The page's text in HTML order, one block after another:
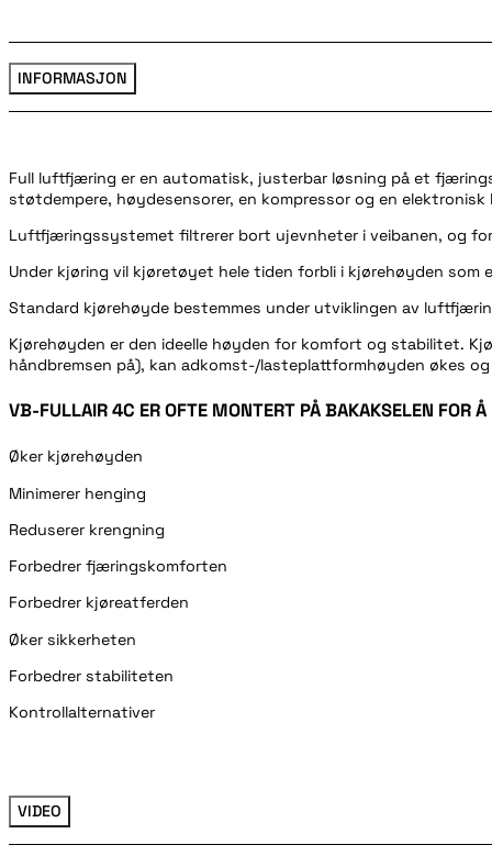
INFORMASJON
Full luftfjæring er en automatisk, justerbar løsning på et
støtdempere, høydesensorer, en kompressor og en elektronisk
Luftfjæringssystemet filtrerer bort ujevnheter i veibanen, og
Under kjøring vil kjøretøyet hele tiden forbli i kjørehøyden som
Standard kjørehøyde bestemmes under utviklingen av
Kjørehøyden er den ideelle høyden for komfort og stabilitet.
håndbremsen på), kan adkomst-/lasteplattformhøyden økes
VB-FULLAIR 4C ER OFTE MONTERT PÅ BAKAKSELEN FOR
Øker kjørehøyden
Minimerer henging
Reduserer krengning
Forbedrer fjæringskomforten
Forbedrer kjøreatferden
Øker sikkerheten
Forbedrer stabiliteten
Kontrollalternativer
VIDEO